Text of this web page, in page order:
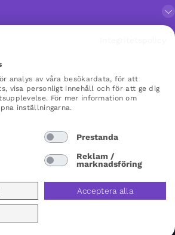
ME
analys av våra besökardata, för att
visa personligt innehåll och för att ge dig
För mer information om
inställningarna.
Prestanda
Reklam /
marknadsföring
Acceptera alla